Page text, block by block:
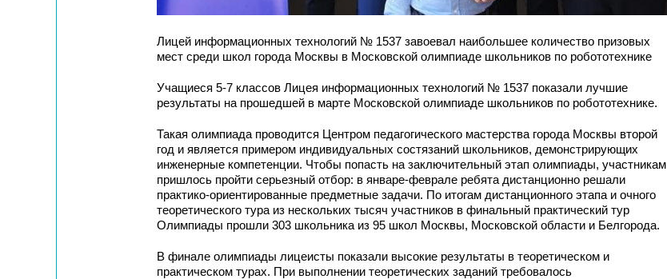
Лицей информационных технологий № 1537 завоевал наибольшее количество призовых
мест среди школ города Москвы в Московской олимпиаде школьников по робототехнике
Учащиеся 5-7 классов Лицея информационных технологий № 1537 показали лучшие
результаты на прошедшей в марте Московской олимпиаде школьников по робототехнике.
Такая олимпиада проводится Центром педагогического мастерства города Москвы второй
год и является примером индивидуальных состязаний школьников, демонстрирующих
инженерные компетенции. Чтобы попасть на заключительный этап олимпиады, участникам
пришлось пройти серьезный отбор: в январе-феврале ребята дистанционно решали
практико-ориентированные предметные задачи. По итогам дистанционного этапа и очного
теоретического тура из нескольких тысяч участников в финальный практический тур
Олимпиады прошли 303 школьника из 95 школ Москвы, Московской области и Белгорода.
В финале олимпиады лицеисты показали высокие результаты в теоретическом и
практическом турах. При выполнении теоретических заданий требовалось